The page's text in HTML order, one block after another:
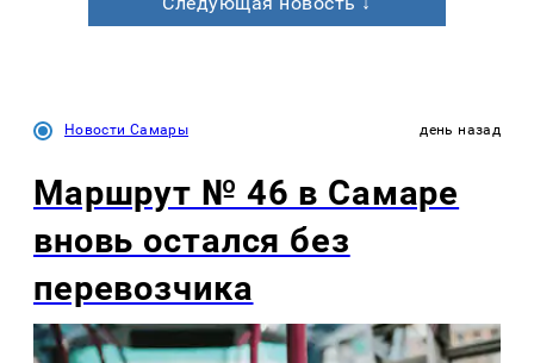
Новости Самары день назад
Маршрут № 46 в Самаре
вновь остался без
перевозчика